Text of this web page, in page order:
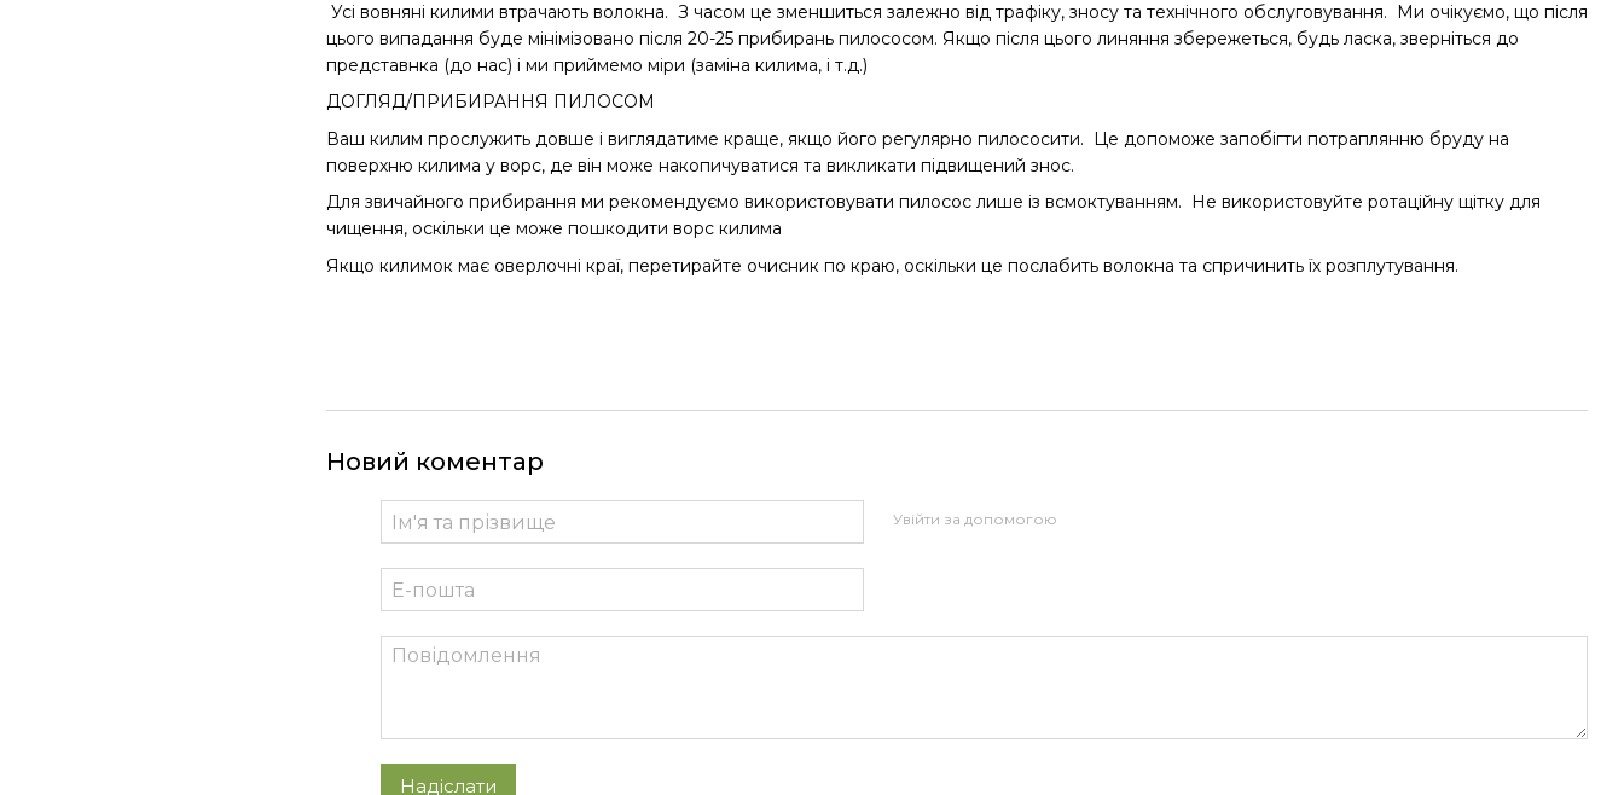
Усі вовняні килими втрачають волокна. З часом це зменшиться залежно від трафіку, зносу та технічного обслуговування. Ми очікуємо, що після
цього випадання буде мінімізовано після 20-25 прибирань пилососом. Якщо після цього линяння збережеться, будь ласка, зверніться до
представнка (до нас) і ми приймемо міри (заміна килима, і т.д.)
ДОГЛЯД/ПРИБИРАННЯ ПИЛОСОМ
Ваш килим прослужить довше і виглядатиме краще, якщо його регулярно пилососити. Це допоможе запобігти потраплянню бруду на
поверхню килима у ворс, де він може накопичуватися та викликати підвищений знос.
Для звичайного прибирання ми рекомендуємо використовувати пилосос лише із всмоктуванням. Не використовуйте ротаційну щітку для
чищення, оскільки це може пошкодити ворс килима
Якщо килимок має оверлочні краї, перетирайте очисник по краю, оскільки це послабить волокна та спричинить їх розплутування.
Новий коментар
Увійти за допомогою
Надіслати